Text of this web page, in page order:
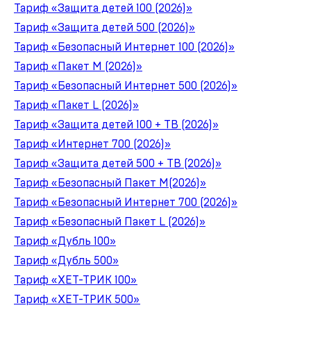
Тариф «Защита детей 100 (2026)»
Тариф «Защита детей 500 (2026)»
Тариф «Безопасный Интернет 100 (2026)»
Тариф «Пакет M (2026)»
Тариф «Безопасный Интернет 500 (2026)»
Тариф «Пакет L (2026)»
Тариф «Защита детей 100 + ТВ (2026)»
Тариф «Интернет 700 (2026)»
Тариф «Защита детей 500 + ТВ (2026)»
Тариф «Безопасный Пакет M(2026)»
Тариф «Безопасный Интернет 700 (2026)»
Тариф «Безопасный Пакет L (2026)»
Тариф «Дубль 100»
Тариф «Дубль 500»
Тариф «ХЕТ-ТРИК 100»
Тариф «ХЕТ-ТРИК 500»